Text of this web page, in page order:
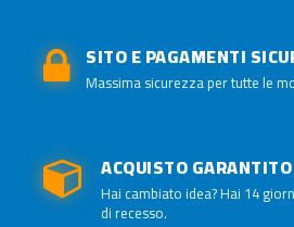
SITO E PAGAMENTI
Massima sicurezza per tutte le
ACQUISTO GARANTITO
Hai cambiato idea? Hai 14
di recesso.